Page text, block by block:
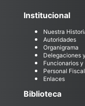
Institucional
Nuestra
Autoridades
Organigrama
Delegaciones
Funcionarios
Personal
Enlaces
Biblioteca